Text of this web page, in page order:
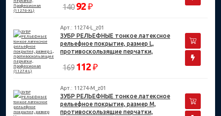
140 92 ₽
Арт.: 11274-L_z01
ЗУБР РЕЛЬЕФНЫЕ тонкое латексное
рельефное покрытие, размер L,
противоскользящие перчатки,
169 112 ₽
Арт.: 11274-M_z01
ЗУБР РЕЛЬЕФНЫЕ тонкое латексное
рельефное покрытие, размер M,
противоскользящие перчатки,